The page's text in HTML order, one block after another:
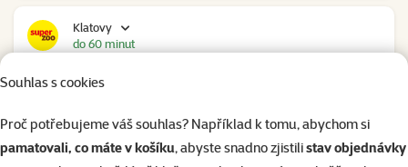
Souhlas s cookies
Proč potřebujeme váš souhlas? Například k tomu, abychom si
pamatovali, co máte v košíku, abyste snadno zjistilistav objednávky
Klatovy
do 60 minut
Polepská 979, Kolín
do 60 minut